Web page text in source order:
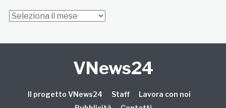
Archivi
VNews24
Il progetto VNews24 Staff
Lavora con noi